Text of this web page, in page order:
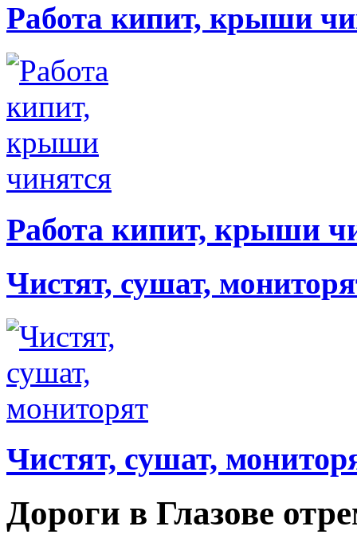
Работа кипит, крыши
Работа кипит, крыши
Чистят, сушат,
Чистят, сушат,
Дороги в Глазове